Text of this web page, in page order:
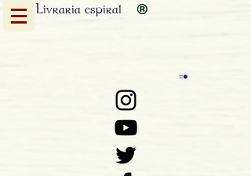
Livraria espiral